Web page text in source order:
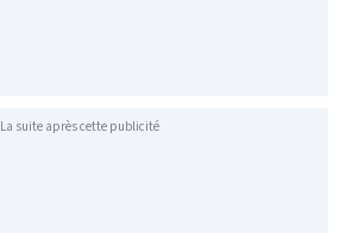
La suite après cette publicité